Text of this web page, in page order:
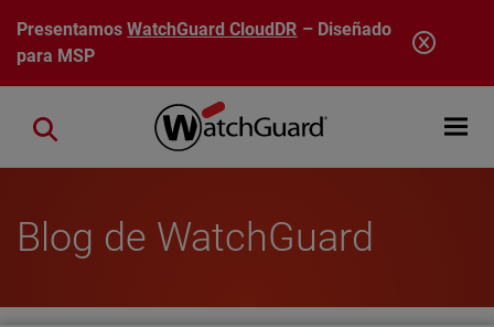
Pasar al contenido principal
PresentamosWatchGuard CloudDR – Diseñado
para MSP
Open
Close search
Blog de WatchGuard